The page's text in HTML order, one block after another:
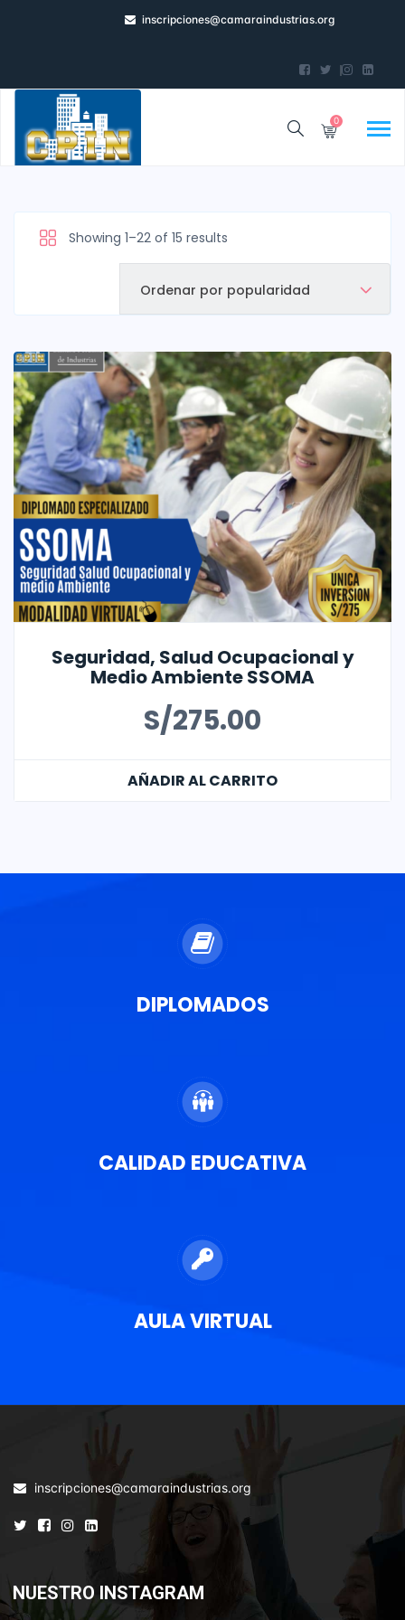
inscripciones@camaraindustrias.org
0
Showing 1–22 of 15 results
Seguridad, Salud Ocupacional y
Medio Ambiente SSOMA
S/275.00
AÑADIR AL CARRITO
DIPLOMADOS
CALIDAD EDUCATIVA
AULA VIRTUAL
inscripciones@camaraindustrias.org
NUESTRO INSTAGRAM